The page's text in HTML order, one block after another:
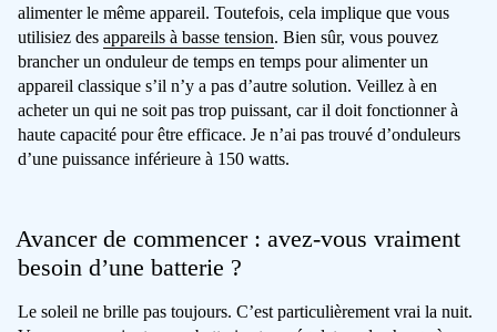
alimenter le même appareil. Toutefois, cela implique que vous
utilisiez des appareils à basse tension. Bien sûr, vous pouvez
brancher un onduleur de temps en temps pour alimenter un
appareil classique s’il n’y a pas d’autre solution. Veillez à en
acheter un qui ne soit pas trop puissant, car il doit fonctionner à
haute capacité pour être efficace. Je n’ai pas trouvé d’onduleurs
d’une puissance inférieure à 150 watts.
Avancer de commencer : avez-vous vraiment
besoin d’une batterie ?
Le soleil ne brille pas toujours. C’est particulièrement vrai la nuit.